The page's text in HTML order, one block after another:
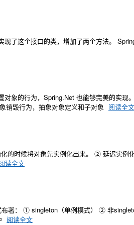
了这个接口的类，增加了两个方法。
象的行为，Spring.Net 也能够完美的实现
销毁行为，抽象对象定义和子对象 阅读全文
的时候将对象先实例化出来。 ② 延迟实例
读全文
布署： ① singleton（单例模式） ② 非
阅读全文